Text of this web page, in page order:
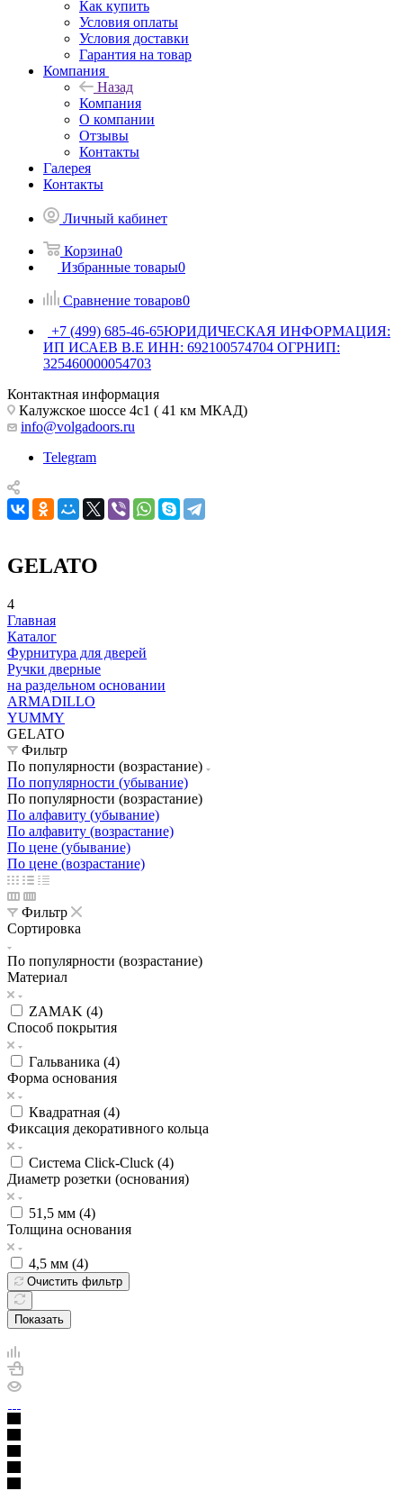
Как купить
Условия оплаты
Условия доставки
Гарантия на товар
Компания
Назад
Компания
О компании
Отзывы
Контакты
Галерея
Контакты
Личный кабинет
Корзина0
Избранные товары0
Сравнение товаров0
+7 (499) 685-46-65ЮРИДИЧЕСКАЯ ИНФОРМАЦИЯ:
ИП ИСАЕВ В.Е ИНН: 692100574704 ОГРНИП:
325460000054703
Контактная информация
Калужское шоссе 4с1 ( 41 км МКАД)
info@volgadoors.ru
Telegram
GELATO
4
Главная
Каталог
Фурнитура для дверей
Ручки дверные
на раздельном основании
ARMADILLO
YUMMY
GELATO
Фильтр
По популярности (возрастание)
По популярности (убывание)
По популярности (возрастание)
По алфавиту (убывание)
По алфавиту (возрастание)
По цене (убывание)
По цене (возрастание)
Фильтр
Сортировка
По популярности (возрастание)
Материал
ZAMAK (4)
Способ покрытия
Гальваника (4)
Форма основания
Квадратная (4)
Фиксация декоративного кольца
Система Click-Cluck (4)
Диаметр розетки (основания)
51,5 мм (4)
Толщина основания
4,5 мм (4)
Очистить фильтр
Показать